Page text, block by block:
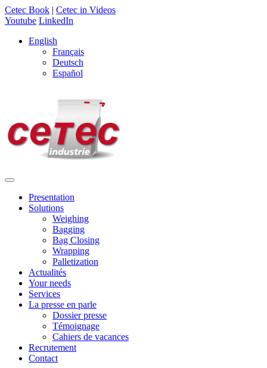
Cetec Book | Cetec in Videos
Youtube LinkedIn
English
Français
Deutsch
Español
Presentation
Solutions
Weighing
Bagging
Bag Closing
Wrapping
Palletization
Actualités
Your needs
Services
La presse en parle
Dossier presse
Témoignage
Cahiers de vacances
Recrutement
Contact